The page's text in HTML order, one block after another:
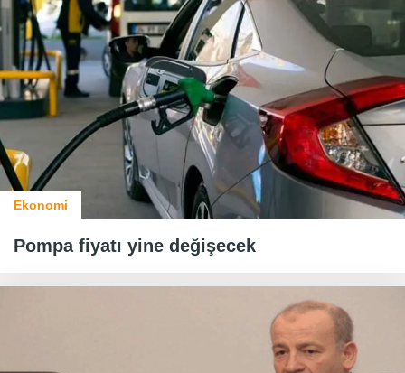
Ekonomi
Pompa fiyatı yine değişecek